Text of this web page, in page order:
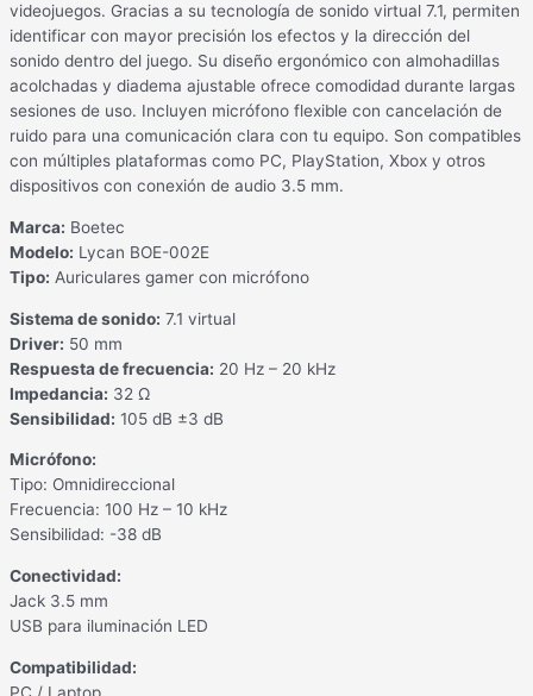
videojuegos. Gracias a su tecnología de sonido virtual 7.1, permiten
identificar con mayor precisión los efectos y la dirección del
sonido dentro del juego. Su diseño ergonómico con almohadillas
acolchadas y diadema ajustable ofrece comodidad durante largas
sesiones de uso. Incluyen micrófono flexible con cancelación de
ruido para una comunicación clara con tu equipo. Son compatibles
con múltiples plataformas como PC, PlayStation, Xbox y otros
dispositivos con conexión de audio 3.5 mm.
Marca: Boetec
Modelo: Lycan BOE-002E
Tipo: Auriculares gamer con micrófono
Sistema de sonido: 7.1 virtual
Driver: 50 mm
Respuesta de frecuencia: 20 Hz – 20 kHz
Impedancia: 32 Ω
Sensibilidad: 105 dB ±3 dB
Micrófono:
Tipo: Omnidireccional
Frecuencia: 100 Hz – 10 kHz
Sensibilidad: -38 dB
Conectividad:
Jack 3.5 mm
USB para iluminación LED
Compatibilidad:
PC / Laptop